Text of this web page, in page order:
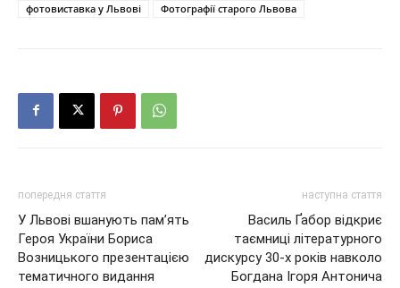
фотовиставка у Львові
Фотографії старого Львова
попередня стаття
У Львові вшанують пам’ять
Героя України Бориса
Возницького презентацією
тематичного видання
наступна стаття
Василь Ґабор відкриє
таємниці літературного
дискурсу 30-х років навколо
Богдана Ігоря Антонича